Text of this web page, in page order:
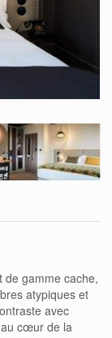
de gamme cache,
atypiques et
avec
cœur de la